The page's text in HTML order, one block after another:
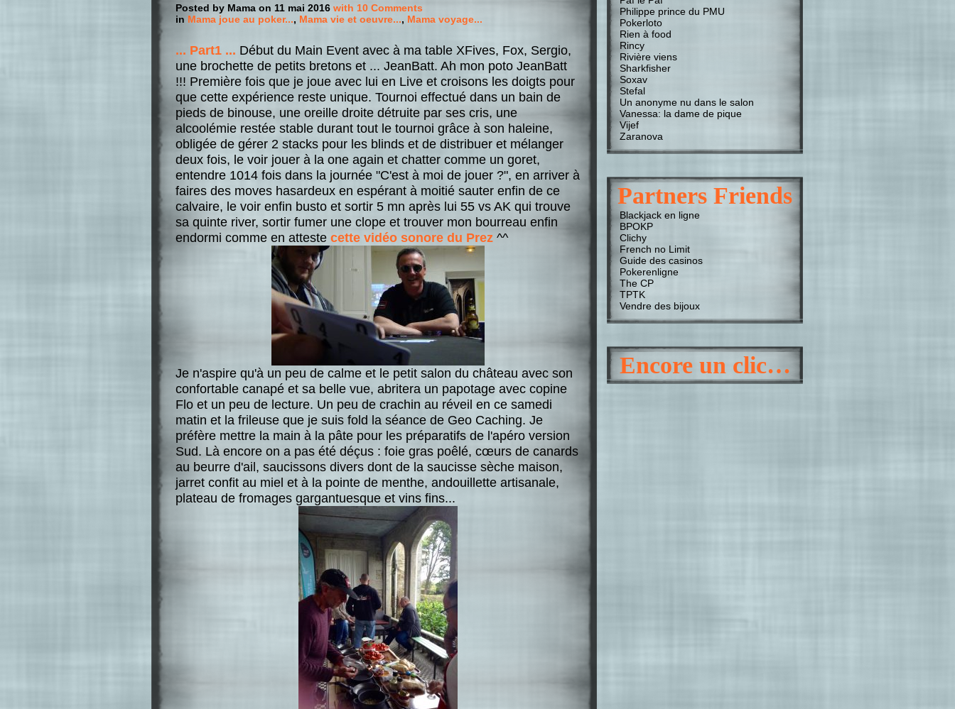
Posted by Mama on 11 mai 2016 with 10 Comments
in Mama joue au poker..., Mama vie et oeuvre..., Mama voyage...
... Part1 ... Début du Main Event avec à ma table XFives, Fox, Sergio,
une brochette de petits bretons et ... JeanBatt. Ah mon poto JeanBatt
!!! Première fois que je joue avec lui en Live et croisons les doigts pour
que cette expérience reste unique. Tournoi effectué dans un bain de
pieds de binouse, une oreille droite détruite par ses cris, une
alcoolémie restée stable durant tout le tournoi grâce à son haleine,
obligée de gérer 2 stacks pour les blinds et de distribuer et mélanger
deux fois, le voir jouer à la one again et chatter comme un goret,
entendre 1014 fois dans la journée "C'est à moi de jouer ?", en arriver à
faires des moves hasardeux en espérant à moitié sauter enfin de ce
calvaire, le voir enfin busto et sortir 5 mn après lui 55 vs AK qui trouve
sa quinte river, sortir fumer une clope et trouver mon bourreau enfin
endormi comme en atteste cette vidéo sonore du Prez ^^
Je n'aspire qu'à un peu de calme et le petit salon du château avec son
confortable canapé et sa belle vue, abritera un papotage avec copine
Flo et un peu de lecture. Un peu de crachin au réveil en ce samedi
matin et la frileuse que je suis fold la séance de Geo Caching. Je
préfère mettre la main à la pâte pour les préparatifs de l'apéro version
Sud. Là encore on a pas été déçus : foie gras poêlé, cœurs de canards
au beurre d'ail, saucissons divers dont de la saucisse sèche maison,
jarret confit au miel et à la pointe de menthe, andouillette artisanale,
plateau de fromages gargantuesque et vins fins...
Philippe prince du PMU
Pokerloto
Rien à food
Rincy
Rivière viens
Sharkfisher
Soxav
Stefal
Un anonyme nu dans le salon
Vanessa: la dame de pique
Vijef
Zaranova
Partners Friends
Blackjack en ligne
BPOKP
Clichy
French no Limit
Guide des casinos
Pokerenligne
The CP
TPTK
Vendre des bijoux
Encore un clic…